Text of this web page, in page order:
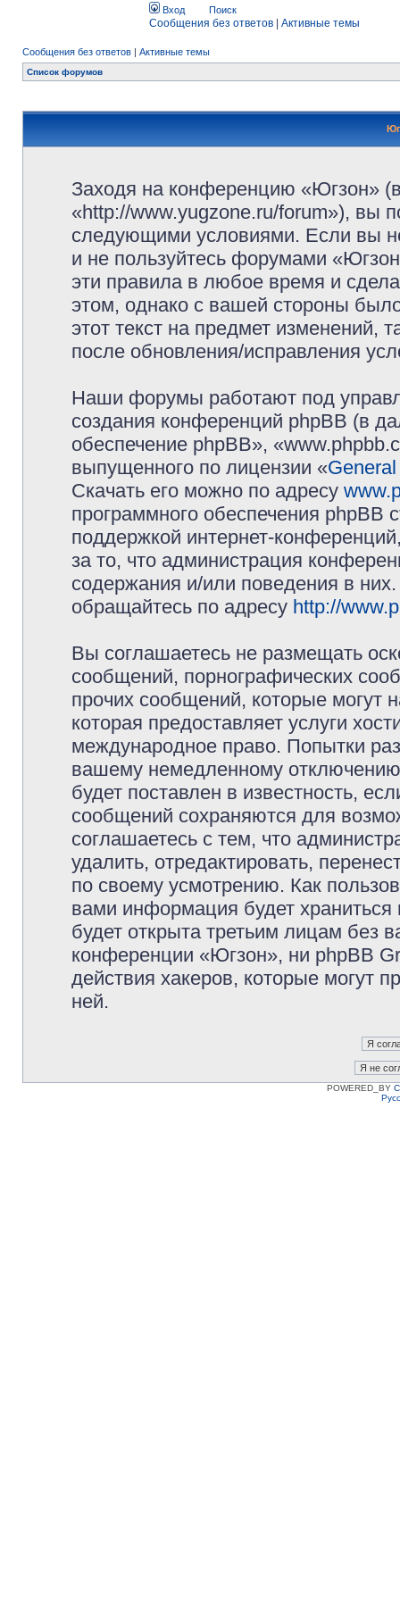
Вход Поиск
Сообщения без ответов Активные темы
Сообщения без ответов | Активные темы
Список форумов
Заходя на конференцию «Югзон»
«http://www.yugzone.ru/forum»), вы
следующими условиями. Если вы
и не пользуйтесь форумами
эти правила в любое время и
этом, однако с вашей стороны
этот текст на предмет изменений,
после обновления/исправления
Наши форумы работают под
создания конференций phpBB (в
обеспечение phpBB»,
выпущенного по лицензии «
Скачать его можно по адресу
программного обеспечения phpBB
поддержкой интернет-
за то, что администрация
содержания и/или поведения в
обращайтесь по адресу http://
Вы соглашаетесь не размещать
сообщений, порнографических
прочих сообщений, которые могут
которая предоставляет услуги
международное право. Попытки
вашему немедленному
будет поставлен в известность,
сообщений сохраняются для
соглашаетесь с тем, что
удалить, отредактировать,
по своему усмотрению. Как
вами информация будет
будет открыта третьим лицам без
конференции «Югзон», ни phpBB
действия хакеров, которые могут
ней.
POWERED_BY